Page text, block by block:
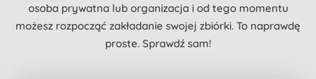
osoba prywatna lub organizacja i od tego momentu
możesz rozpocząć zakładanie swojej zbiórki. To naprawdę
proste. Sprawdź sam!